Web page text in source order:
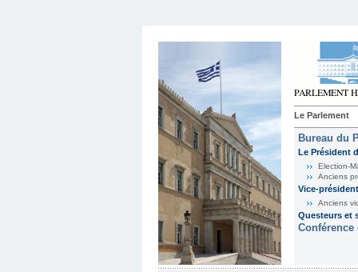
Le Parlement
Bureau du
Le Président
Election-
Anciens
Vice-
Anciens
Questeurs et